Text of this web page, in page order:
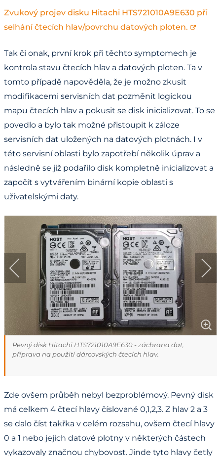
Zvukový projev disku Hitachi HTS721010A9E630 při
selhání čtecích hlav/povrchu datových ploten.
Tak či onak, první krok při těchto symptomech je
kontrola stavu čtecích hlav a datových ploten. Ta v
tomto případě napověděla, že je možno zkusit
modifikacemi servisních dat pozměnit logickou
mapu čtecích hlav a pokusit se disk inicializovat. To se
povedlo a bylo tak možné přistoupit k záloze
servisních dat uložených na datových plotnách. I v
této servisní oblasti bylo zapotřebí několik úprav a
následně se již podařilo disk kompletně inicializovat a
započít s vytvářením binární kopie oblasti s
uživatelskými daty.
Pevný disk Hitachi HTS721010A9E630 - záchrana dat,
příprava na použití dárcovských čtecích hlav.
Zde ovšem průběh nebyl bezproblémový. Pevný disk
má celkem 4 čtecí hlavy číslované 0,1,2,3. Z hlav 2 a 3
se dalo číst takřka v celém rozsahu, ovšem čtecí hlavy
0 a 1 nebo jejich datové plotny v některých částech
vykazovaly značnou chybovost. Jinde tyto hlavy četly